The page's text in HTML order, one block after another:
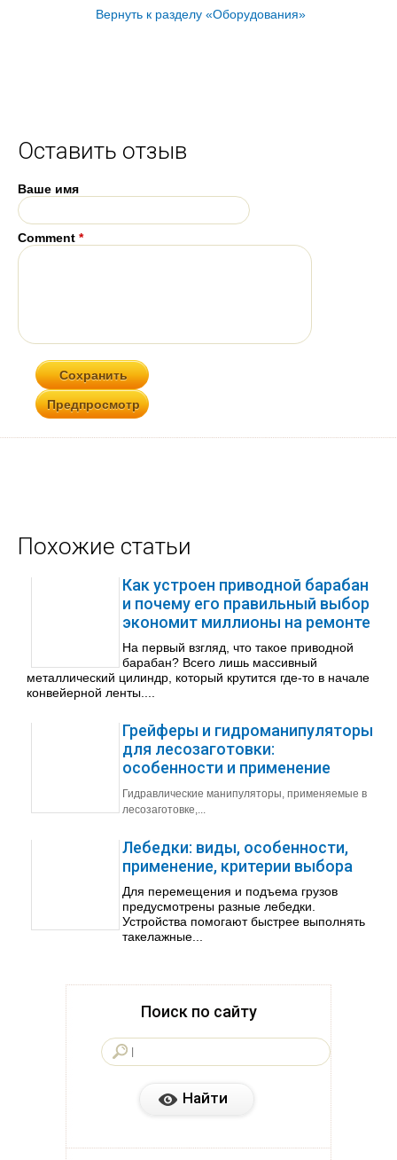
Вернуть к разделу «Оборудования»
Оставить отзыв
Ваше имя
Comment *
Похожие статьи
Как устроен приводной барабан
и почему его правильный выбор
экономит миллионы на ремонте
На первый взгляд, что такое приводной
барабан? Всего лишь массивный
металлический цилиндр, который крутится где-то в начале
конвейерной ленты....
Грейферы и гидроманипуляторы
для лесозаготовки:
особенности и применение
Гидравлические манипуляторы, применяемые в
лесозаготовке,...
Лебедки: виды, особенности,
применение, критерии выбора
Для перемещения и подъема грузов
предусмотрены разные лебедки.
Устройства помогают быстрее выполнять
такелажные...
Поиск по сайту